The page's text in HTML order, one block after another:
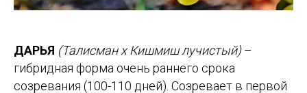
ДАРЬЯ (Талисман х Кишмиш лучистый)–
гибридная форма очень раннего срока
созревания (100-110 дней). Созревает в первой